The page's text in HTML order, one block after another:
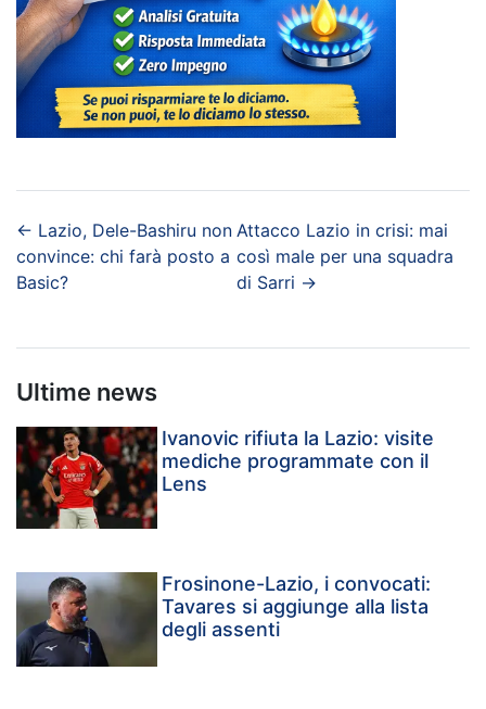
← Lazio, Dele-Bashiru non
convince: chi farà posto a
Basic?
Attacco Lazio in crisi: mai
così male per una squadra
di Sarri →
Ultime news
Ivanovic rifiuta la Lazio: visite
mediche programmate con il
Lens
Frosinone-Lazio, i convocati:
Tavares si aggiunge alla lista
degli assenti